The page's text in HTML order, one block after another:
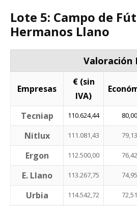
Lote 5: Campo de
Hermanos Llano
Valoración
Empresas
€ (sin
IVA)
Tecniap 110.624,44 80,00
Nitlux
111.081,43 79,13
Ergon
112.500,00 76,42
E. Llano
113.267,75 74,95
Urbia
114.542,72 72,51